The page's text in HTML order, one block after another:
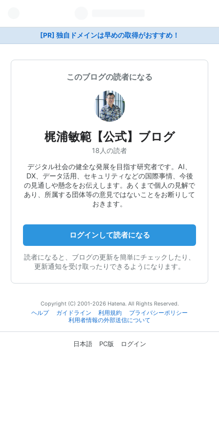
[PR] 独自ドメインは早めの取得がおすすめ！
このブログの読者になる
梶浦敏範【公式】ブログ
18人の読者
デジタル社会の健全な発展を目指す研究者です。AI、
DX、データ活用、セキュリティなどの国際事情、今後
の見通しや懸念をお伝えします。あくまで個人の見解で
あり、所属する団体等の意見ではないことをお断りして
おきます。
ログインして読者になる
読者になると、ブログの更新を簡単にチェックしたり、
更新通知を受け取ったりできるようになります。
Copyright (C) 2001-2026 Hatena. All Rights Reserved.
ヘルプ
ガイドライン 利用規約
プライバシーポリシー
利用者情報の外部送信について
日本語 PC版 ログイン